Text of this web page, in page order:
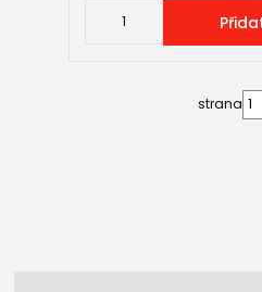
→ venkovní kanalizační potrubí
→ vnitřní odpadní potrubístrana